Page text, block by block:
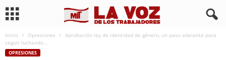
Inicio Opresiones
Aprobación ley de identidad de género, un paso adelante para
seguir luchando...
OPRESIONES